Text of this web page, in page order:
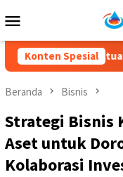
ke
Mobile
Konten Spesial
Ketua DPRD
Beranda Bisnis
Strategi Bisnis
Aset untuk
Kolaborasi